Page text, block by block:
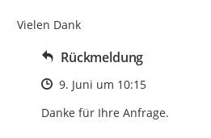
Vielen Dank
Rückmeldung
Zeitpunkt des Erstellens
9. Juni um 10:15
Danke für Ihre Anfrage.